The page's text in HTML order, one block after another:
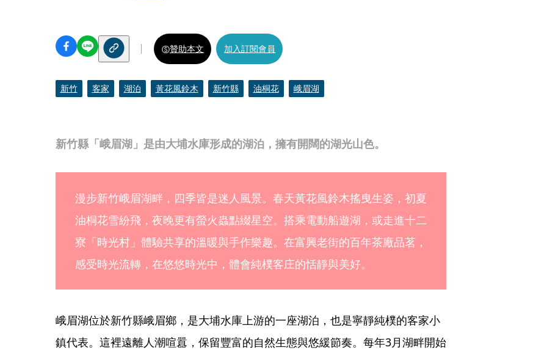
新竹縣「峨眉湖」是由大埔水庫形成的湖泊，擁有開闊的湖光山色。
贊助本文 加入訂閱會員
新竹 客家 湖泊 黃花風鈴木 新竹縣 油桐花 峨眉湖
漫步新竹峨眉湖畔，四季皆是迷人風景。春天黃花風鈴木搖曳生姿，初夏
油桐花雪紛飛，夜晚更有螢火蟲點綴星空。搭乘電動船遊湖，或走進十二
寮「時光村」體驗共享的溫暖與手作樂趣。在富興老街的百年茶廠品茗，
感受時光流轉，在悠悠時光中，體會純樸客庄的恬靜與美好。
峨眉湖位於新竹縣峨眉鄉，是大埔水庫上游的一座湖泊，也是寧靜純樸的客家小
鎮代表。這裡遠離人潮喧囂，保留豐富的自然生態與悠緩節奏。每年3月湖畔開始